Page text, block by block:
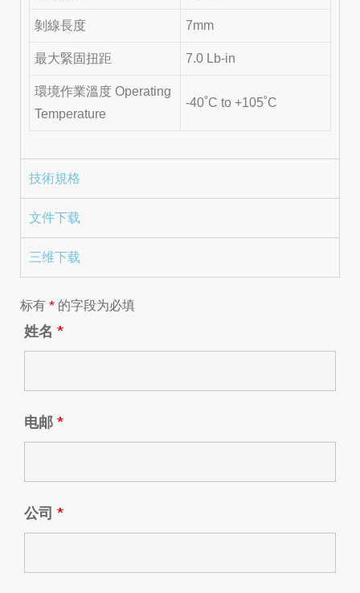
剝線長度 7mm
最大緊固扭距 7.0 Lb-in
環境作業溫度 Operating
Temperature
-40˚C to +105˚C
技術規格
文件下载
三维下载
标有 * 的字段为必填
姓名 *
电邮 *
公司 *